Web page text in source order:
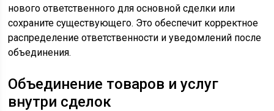
нового ответственного для основной сделки или
сохраните существующего. Это обеспечит корректное
распределение ответственности и уведомлений после
объединения.
Объединение товаров и услуг
внутри сделок